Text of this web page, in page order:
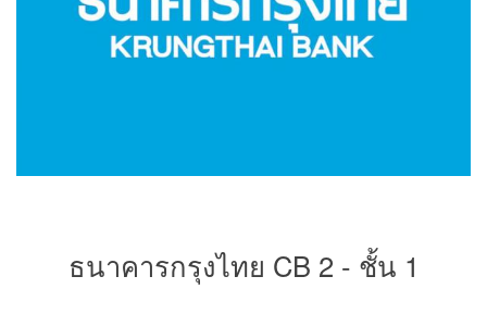
ธนาคารกรุงไทย CB 2 - ชั้น 1